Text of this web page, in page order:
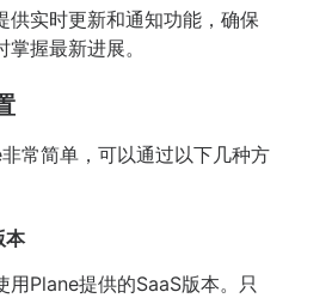
供实时更新和通知功能，确保
握最新进展。
常简单，可以通过以下几种方
本
用Plane提供的SaaS版本。只